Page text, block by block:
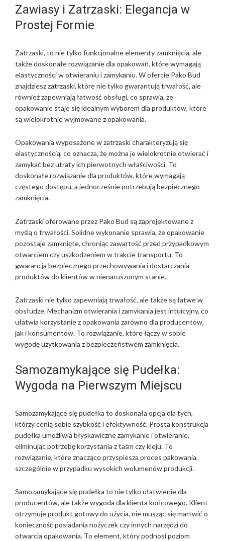
Zawiasy i Zatrzaski: Elegancja w
Prostej Formie
Zatrzaski, to nie tylko funkcjonalne elementy zamknięcia, ale
także doskonałe rozwiązanie dla opakowań, które wymagają
elastyczności w otwieraniu i zamykaniu. W ofercie Pako Bud
znajdziesz zatrzaski, które nie tylko gwarantują trwałość, ale
również zapewniają łatwość obsługi, co sprawia, że
opakowanie staje się idealnym wyborem dla produktów, które
są wielokrotnie wyjmowane z opakowania.
Opakowania wyposażone w zatrzaski charakteryzują się
elastycznością, co oznacza, że można je wielokrotnie otwierać i
zamykać bez utraty ich pierwotnych właściwości. To
doskonałe rozwiązanie dla produktów, które wymagają
częstego dostępu, a jednocześnie potrzebują bezpiecznego
zamknięcia.
Zatrzaski oferowane przez Pako Bud są zaprojektowane z
myślą o trwałości. Solidne wykonanie sprawia, że opakowanie
pozostaje zamknięte, chroniąc zawartość przed przypadkowym
otwarciem czy uszkodzeniem w trakcie transportu. To
gwarancja bezpiecznego przechowywania i dostarczania
produktów do klientów w nienaruszonym stanie.
Zatrzaski nie tylko zapewniają trwałość, ale także są łatwe w
obsłudze. Mechanizm otwierania i zamykania jest intuicyjny, co
ułatwia korzystanie z opakowania zarówno dla producentów,
jak i konsumentów. To rozwiązanie, które łączy w sobie
wygodę użytkowania z bezpieczeństwem zamknięcia.
Samozamykające się Pudełka:
Wygoda na Pierwszym Miejscu
Samozamykające się pudełka to doskonała opcja dla tych,
którzy cenią sobie szybkość i efektywność. Prosta konstrukcja
pudełka umożliwia błyskawiczne zamykanie i otwieranie,
eliminując potrzebę korzystania z taśm czy kleju. To
rozwiązanie, które znacząco przyspiesza proces pakowania,
szczególnie w przypadku wysokich wolumenów produkcji.
Samozamykające się pudełka to nie tylko ułatwienie dla
producentów, ale także wygoda dla klienta końcowego. Klient
otrzymuje produkt gotowy do użycia, nie musząc się martwić o
konieczność posiadania nożyczek czy innych narzędzi do
otwarcia opakowania. To element, który podnosi poziom